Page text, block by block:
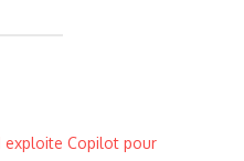
exploite Copilot pour